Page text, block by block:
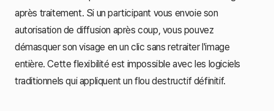
après traitement. Si un participant vous envoie son
autorisation de diffusion après coup, vous pouvez
démasquer son visage en un clic sans retraiter l'image
entière. Cette flexibilité est impossible avec les logiciels
traditionnels qui appliquent un flou destructif définitif.